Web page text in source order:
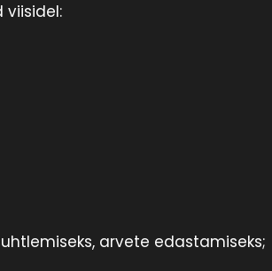
viisidel:
arvete edastamiseks;